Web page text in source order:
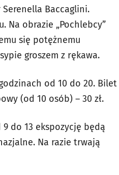
Baccaglini.
Na obrazie „Pochlebcy”
się potężnemu
groszem z rękawa.
od 10 do 20. Bilet
(od 10 osób) – 30 zł.
do 13 ekspozycję będą
Na razie trwają